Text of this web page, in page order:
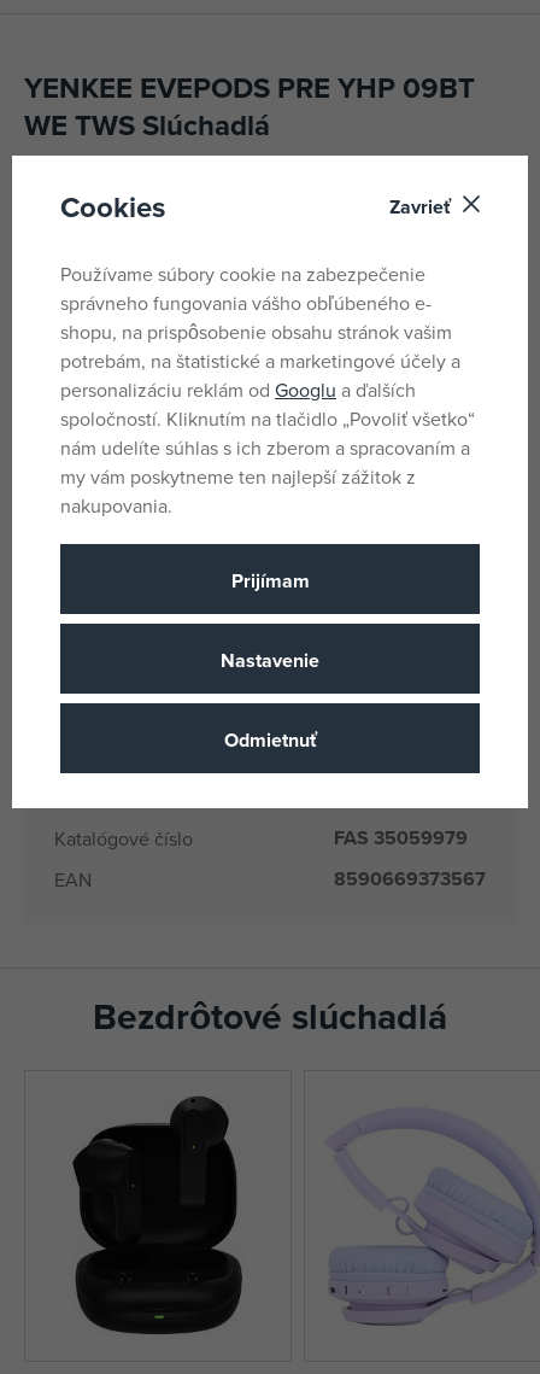
YENKEE EVEPODS PRE YHP 09BT
WE TWS Slúchadlá
technológiou ENC a spoločne s Bluetooth 5.3 zaisťujú
prechod medzi hudobným a herným režimom.
Parametre
Pohlavie Pro holky i kluky
Farba Biela
Batérie
Batéria súčasť balenia Áno
Yenkee
Katalógové číslo FAS 35059979
EAN 8590669373567
Bezdrôtové slúchadlá
Cookies Zavrieť
Používame súbory cookie na zabezpečenie
správneho fungovania vášho obľúbeného e-
shopu, na prispôsobenie obsahu stránok vašim
potrebám, na štatistické a marketingové účely a
personalizáciu reklám od Googlu a ďalších
spoločností. Kliknutím na tlačidlo „Povoliť všetko“
nám udelíte súhlas s ich zberom a spracovaním a
my vám poskytneme ten najlepší zážitok z
nakupovania.
Prijímam
Nastavenie
Odmietnuť